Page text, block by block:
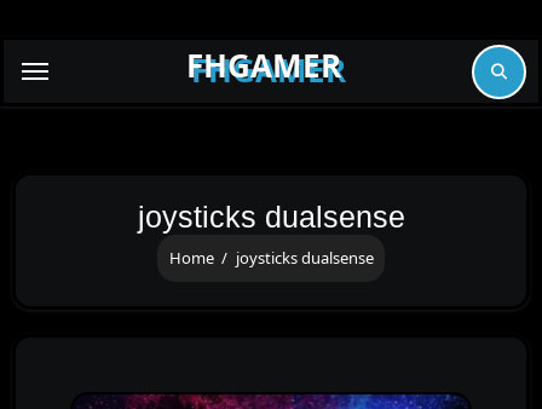
FHGAMER
joysticks dualsense
Home joysticks dualsense